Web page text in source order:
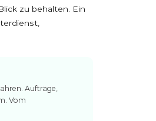
zu behalten. Ein
Aufträge,
Vom